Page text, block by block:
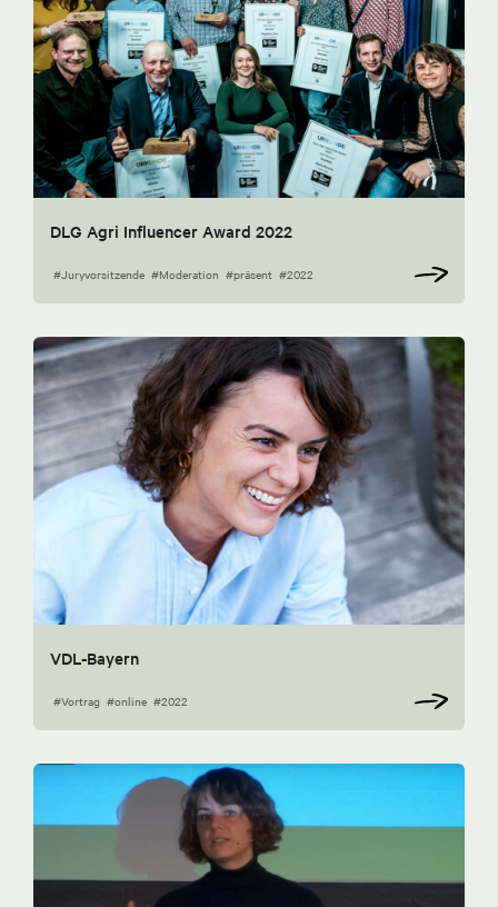
DLG Agri Influencer Award 2022
#Juryvorsitzende #Moderation #präsent #2022
VDL-Bayern
#Vortrag #online #2022